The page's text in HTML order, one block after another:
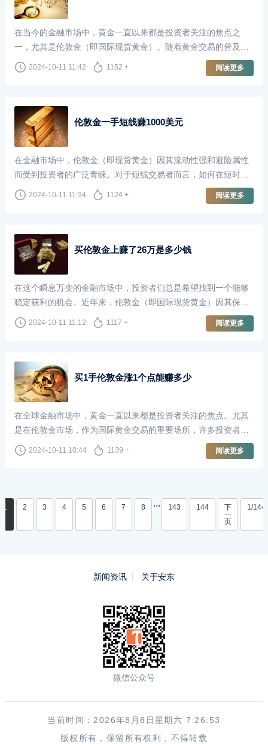
在当今的金融市场中，黄金一直以来都是投资者关注的焦点之
一，尤其是伦敦金（即国际现货黄金）。随着黄金交易的普及，
越来越多的人开始关注如何通过黄金市场获取收益。这也催生了
一种新兴职业——以伦敦金为主题的讲课老师。他们不仅传授知
到底赚什么钱呢？
2024-10-11 11:42 1152 + 阅读更多
伦敦金一手短线赚1000美元
在金融市场中，伦敦金（即现货黄金）因其流动性强和避险属性
而受到投资者的广泛青睐。对于短线交易者而言，如何在短时间
内获取利润是一个关键课题。今天，我们就来探讨如何通过一手
伦敦金交易在短时间内赚取1000美元。
2024-10-11 11:34 1124 + 阅读更多
买伦敦金上赚了26万是多少钱
在这个瞬息万变的金融市场中，投资者们总是希望找到一个能够
稳定获利的机会。近年来，伦敦金（即国际现货黄金）因其保值
性和避险属性，吸引了越来越多的投资者。对于很多人来说，买
伦敦金不仅仅是一种投资，更是实现财富增长的方式。本文将
险。
2024-10-11 11:12 1117 + 阅读更多
买1手伦敦金涨1个点能赚多少
在全球金融市场中，黄金一直以来都是投资者关注的焦点。尤其
是在伦敦金市场，作为国际黄金交易的重要场所，许多投资者通
过买卖伦敦金来实现财富增值。当我们谈到“买1手伦敦金涨1个点
能赚多少”这个问题时，了解相关的交易机制和市场波动是至关重
2024-10-11 10:44 1139 + 阅读更多
1 2 3 4 5 6 7 8 ... 143 144
下
一
页
1/144
新闻资讯 关于安东
微信公众号
当前时间：2026年8月8日星期六 7:26:53
版权所有，保留所有权利，不得转载